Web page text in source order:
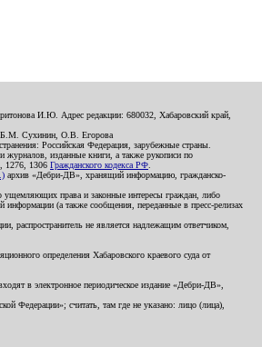
И.Ю. Адрес редакции: 680032, Хабаровский край,
Б.М. Сухинин, О.В. Егорова
Российская Федерация, зарубежные страны.
журналов, изданные книги, а также рукописи по
1276, 1306 Гражданского кодекса РФ
архив «Дебри-ДВ», хранящий информацию, гражданско-
ущемляющих права и законные интересы граждан, либо
(а также сообщения, переданные в пресс-релизах
не является надлежащим ответчиком,
определения Хабаровского краевого суда от
в электронное периодическое издание «Дебри-ДВ»,
Федерации»; считать, там где не указано: лицо (лица),